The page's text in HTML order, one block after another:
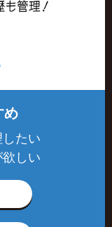
め
したい
欲しい